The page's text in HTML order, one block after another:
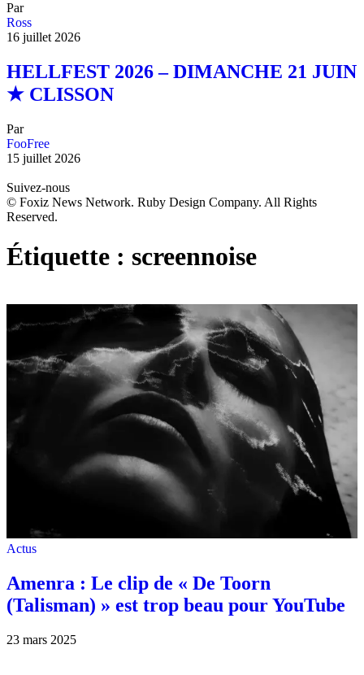
Par
Ross
16 juillet 2026
HELLFEST 2026 – DIMANCHE 21 JUIN
★ CLISSON
Par
FooFree
15 juillet 2026
Suivez-nous
© Foxiz News Network. Ruby Design Company. All Rights
Reserved.
Étiquette : screennoise
Actus
Amenra : Le clip de « De Toorn
(Talisman) » est trop beau pour YouTube
23 mars 2025